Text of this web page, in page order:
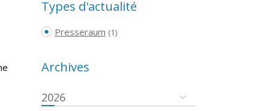
Types d'actualité
Presseraum (1)
Archives
2026